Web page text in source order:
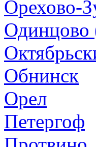
Орехово-
Одинцово
Обнинск
Орел
Петергоф